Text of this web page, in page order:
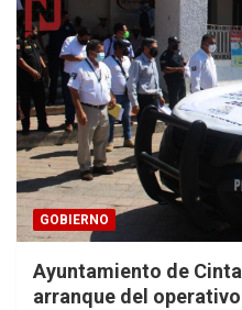
GOBIERNO
Ayuntamiento de
arranque del